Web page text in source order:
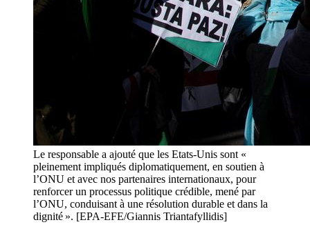
Le responsable a ajouté que les Etats-Unis sont «
pleinement impliqués diplomatiquement, en soutien à
l’ONU et avec nos partenaires internationaux, pour
renforcer un processus politique crédible, mené par
l’ONU, conduisant à une résolution durable et dans la
dignité ». [EPA-EFE/Giannis Triantafyllidis]